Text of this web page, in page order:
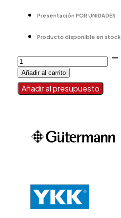
Presentación POR UNIDADES
Producto disponible en stock
PORTALEZNAS
cantidad
Añadir al carrito
Añadir al presupuesto